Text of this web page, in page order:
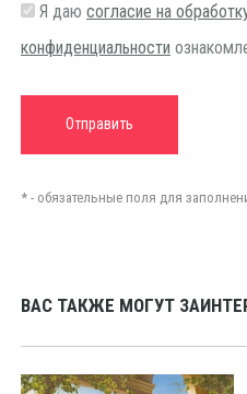
Я даю согласие на
конфиденциальности
* - обязательные поля для
ВАС ТАКЖЕ МОГУТ